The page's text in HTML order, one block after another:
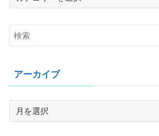
アーカイブ